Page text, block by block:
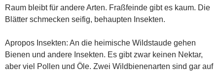
Raum bleibt für andere Arten. Fraßfeinde gibt es kaum. Die
Blätter schmecken seifig, behaupten Insekten.
Apropos Insekten: An die heimische Wildstaude gehen
Bienen und andere Insekten. Es gibt zwar keinen Nektar,
aber viel Pollen und Öle. Zwei Wildbienenarten sind gar auf